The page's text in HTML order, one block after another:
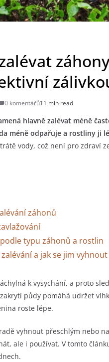
0 komentářů11 min read
hlavně zalévat méně
méně odpařuje a rostliny ji
vody, což není pro zdraví
záhonů
typu záhonů a rostlin
a jak se jim vyhnout
k vysychání, a proto
půdy pomáhá udržet
roste lépe.
vyhnout přeschlým nebo
ale i používat. V tomto